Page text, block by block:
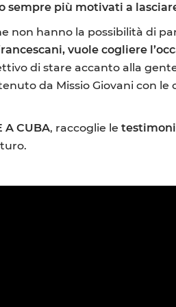
sempre più motivati a
non hanno la possibilità di
vuole cogliere
di stare accanto alla
da Missio Giovani con
CUBA, raccoglie le